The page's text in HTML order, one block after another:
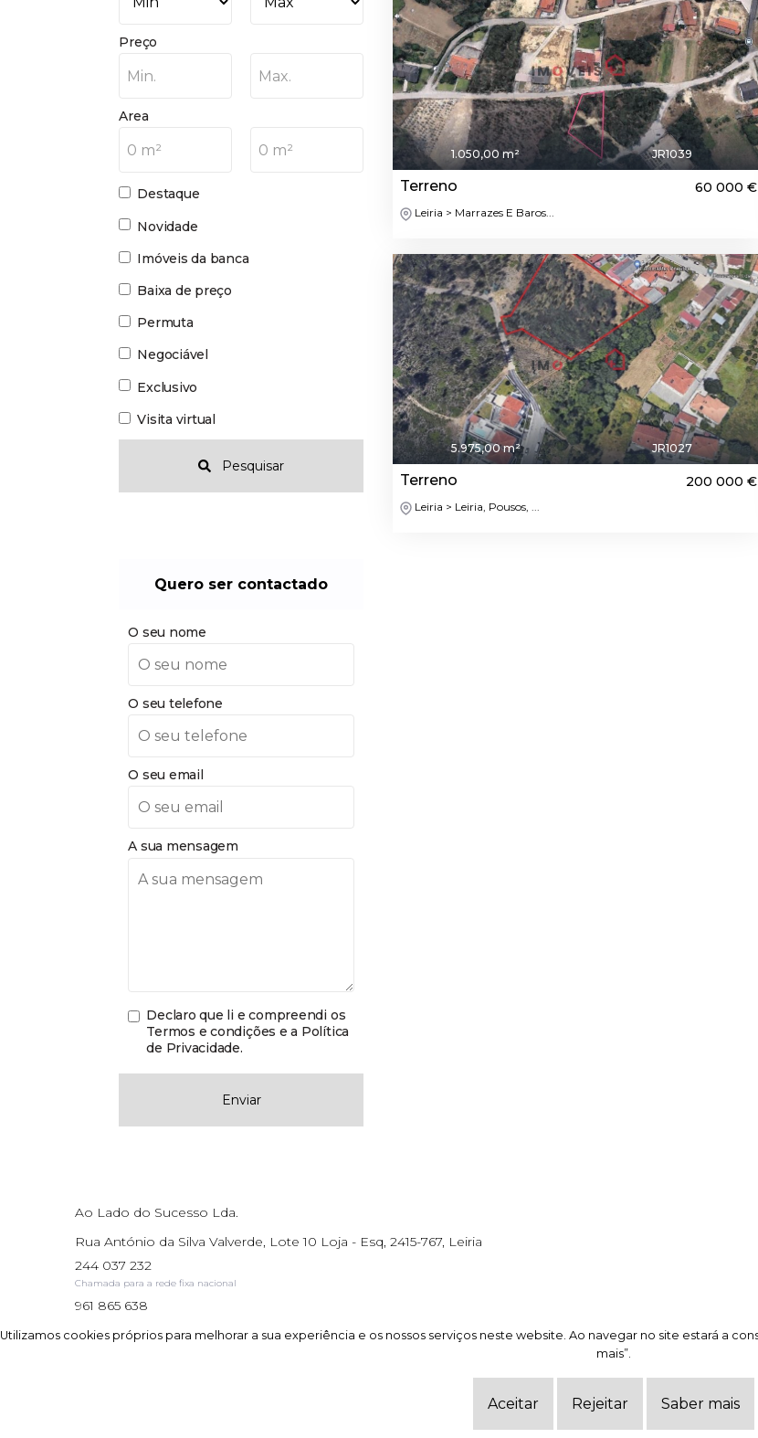
Utilizamos cookies próprios para melhorar a sua experiência e os nossos serviços neste website. Ao navegar no site estará a
mais”.
Aceitar Rejeitar Saber mais
Preço
Min. Max.
Area
0 m² 0 m²
Destaque
Novidade
Imóveis da banca
Baixa de preço
Permuta
Negociável
Exclusivo
Visita virtual
Pesquisar
Quero ser contactado
O seu nome
O seu telefone
O seu email
A sua mensagem
Declaro que li e compreendi os
Termos e condições e a Política
de Privacidade.
Enviar
1.050,00 m² JR1039
Terreno 60 000 €
Leiria > Marrazes E Baros...
5.975,00 m² JR1027
Terreno 200 000 €
Leiria > Leiria, Pousos, ...
Ao Lado do Sucesso Lda.
Rua António da Silva Valverde, Lote 10 Loja - Esq, 2415-767, Leiria
244 037 232
Chamada para a rede fixa nacional
961 865 638
AMI: 17195
Centro de resolução de litígios.Política de Privacidade. Termos e condições. Dados
Utilizamos cookies próprios para melhorar a sua experiência e os nossos serviços neste website. Ao navegar no site estará a
mais”.
Aceitar Rejeitar Saber mais